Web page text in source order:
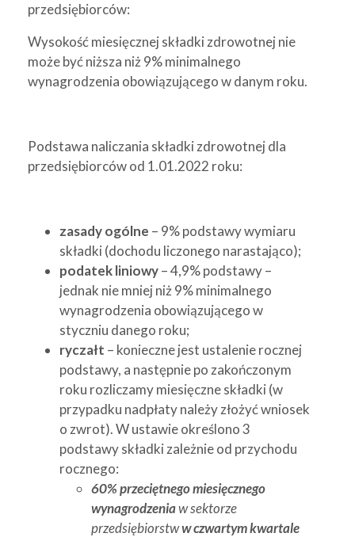
przedsiębiorców:
Wysokość miesięcznej składki zdrowotnej nie
może być niższa niż 9% minimalnego
wynagrodzenia obowiązującego w danym roku.
Podstawa naliczania składki zdrowotnej dla
przedsiębiorców od 1.01.2022 roku:
zasady ogólne – 9% podstawy wymiaru
składki (dochodu liczonego narastająco);
podatek liniowy– 4,9% podstawy –
jednak nie mniej niż 9% minimalnego
wynagrodzenia obowiązującego w
styczniu danego roku;
ryczałt – konieczne jest ustalenie rocznej
podstawy, a następnie po zakończonym
roku rozliczamy miesięczne składki (w
przypadku nadpłaty należy złożyć wniosek
o zwrot). W ustawie określono 3
podstawy składki zależnie od przychodu
rocznego:
60% przeciętnego miesięcznego
wynagrodzeniaw sektorze
przedsiębiorstww czwartym kwartale